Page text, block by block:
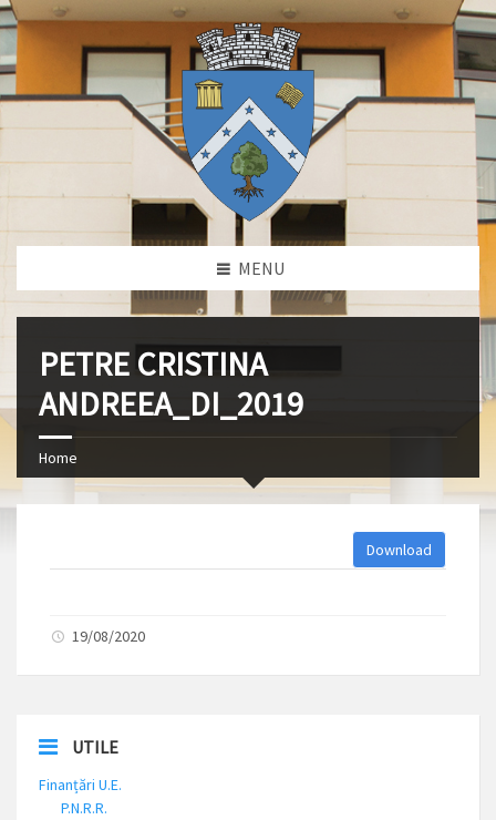
MENU
PETRE CRISTINA
ANDREEA_DI_2019
Home
Download
19/08/2020
UTILE
Finanțări U.E.
P.N.R.R.